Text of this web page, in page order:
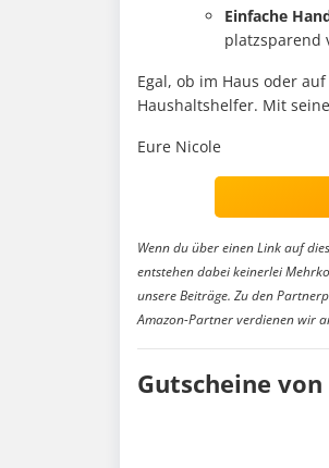
Einfache
platzsparend
Egal, ob im Haus oder
Haushaltshelfer. Mit
Eure Nicole
Wenn du über einen Link auf
entstehen dabei keinerlei
unsere Beiträge. Zu den
Amazon-Partner verdienen wir
Gutscheine von